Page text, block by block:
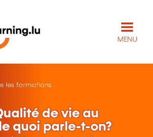
MENU
les formations
de vie au
quoi parle-t-on?